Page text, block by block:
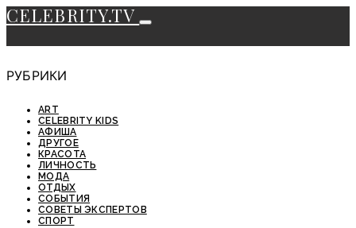
CELEBRITY.TV
РУБРИКИ
ART
CELEBRITY KIDS
АФИША
ДРУГОЕ
КРАСОТА
ЛИЧНОСТЬ
МОДА
ОТДЫХ
СОБЫТИЯ
СОВЕТЫ ЭКСПЕРТОВ
СПОРТ